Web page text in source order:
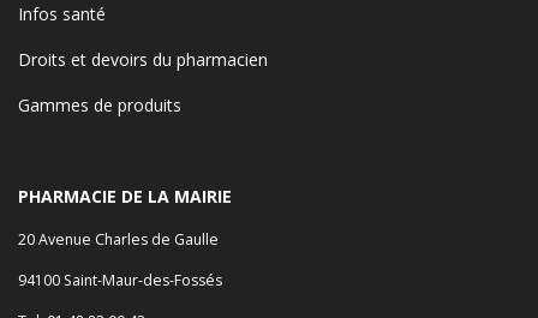
Infos santé
Droits et devoirs du pharmacien
Gammes de produits
PHARMACIE DE LA MAIRIE
20 Avenue Charles de Gaulle
94100 Saint-Maur-des-Fossés